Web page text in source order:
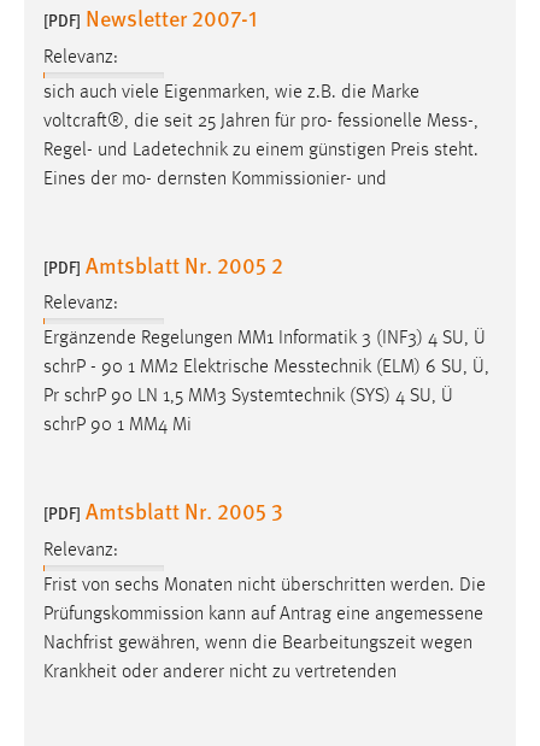
[PDF] Newsletter 2007-1
Relevanz:
sich auch viele Eigenmarken, wie z.B. die Marke
voltcraft®, die seit 25 Jahren für pro- fessionelle Mess-,
Regel- und Ladetechnik zu einem günstigen Preis steht.
Eines der mo- dernsten Kommissionier- und
[PDF] Amtsblatt Nr. 2005 2
Relevanz:
Ergänzende Regelungen MM1 Informatik 3 (INF3) 4 SU, Ü
schrP - 90 1 MM2 Elektrische Messtechnik (ELM) 6 SU, Ü,
Pr schrP 90 LN 1,5 MM3 Systemtechnik (SYS) 4 SU, Ü
schrP 90 1 MM4 Mi
[PDF] Amtsblatt Nr. 2005 3
Relevanz:
Frist von sechs Monaten nicht überschritten werden. Die
Prüfungskommission kann auf Antrag eine angemessene
Nachfrist gewähren, wenn die Bearbeitungszeit wegen
Krankheit oder anderer nicht zu vertretenden
Google Ads
Name:
_gcl_au
Anbieter:
Google Ireland Limited
Cookie Laufzeit:
3 Monate
Facebook Pixel
Name:
Facebook
Zweck:
Conversion-Tracking
Cookie Laufzeit:
3 Monate